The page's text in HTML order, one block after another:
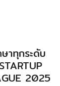
าทุกระดับ
2025